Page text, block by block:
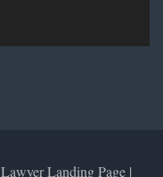
Lawyer Landing Page |